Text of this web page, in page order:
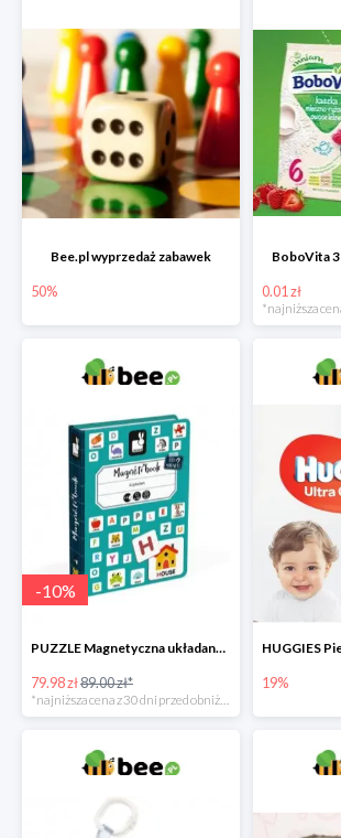
Bee.pl wyprzedaż zabawek
50%
BoboVita
0.01 zł
-10%
PUZZLE Magnetyczna układanka Alfabet
79.98 zł89.00 zł* 19%